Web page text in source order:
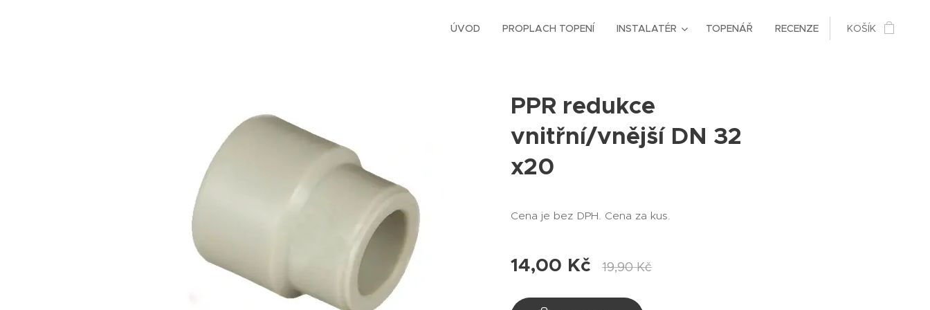
ÚVOD PROPLACH TOPENÍ INSTALATÉR TOPENÁŘ RECENZE KOŠÍK
PPR redukce
vnitřní/vnější DN 32
x20
Cena je bez DPH. Cena za kus.
14,00 Kč 19,90Kč